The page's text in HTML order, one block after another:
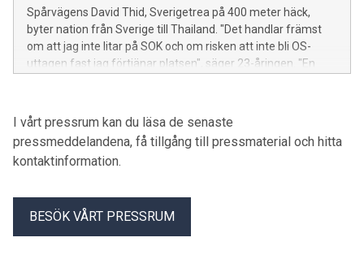
Spårvägens David Thid, Sverigetrea på 400 meter häck,
byter nation från Sverige till Thailand. "Det handlar främst
om att jag inte litar på SOK och om risken att inte bli OS-
uttagen fast jag förtjänar platsen", säger 23-åringen. "En
att bli uttagen är bättre i Thailand än de för närvarande är i
Sverige", säger förbundskapten Kajsa Bergqvist.
I vårt pressrum kan du läsa de senaste
pressmeddelandena, få tillgång till pressmaterial och hitta
kontaktinformation.
BESÖK VÅRT PRESSRUM